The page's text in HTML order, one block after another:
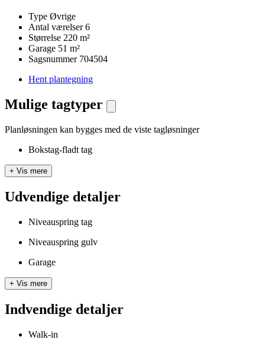
Type Øvrige
Antal værelser 6
Størrelse 220 m²
Garage 51 m²
Sagsnummer 704504
Hent plantegning
Mulige tagtyper
Planløsningen kan bygges med de viste tagløsninger
Bokstag-fladt tag
+ Vis mere
Udvendige detaljer
Niveauspring tag
Niveauspring gulv
Garage
+ Vis mere
Indvendige detaljer
Walk-in